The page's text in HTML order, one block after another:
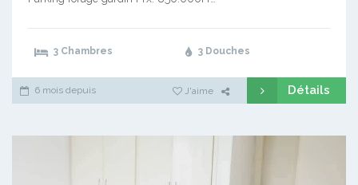
3 Chambres 3 Douches
6 mois depuis J'aime Détails